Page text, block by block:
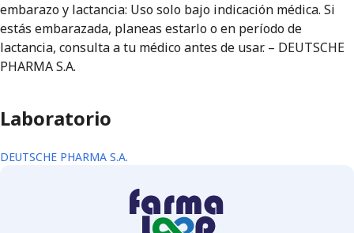
embarazo y lactancia: Uso solo bajo indicación médica. Si
estás embarazada, planeas estarlo o en período de
lactancia, consulta a tu médico antes de usar. – DEUTSCHE
PHARMA S.A.
Laboratorio
DEUTSCHE PHARMA S.A.